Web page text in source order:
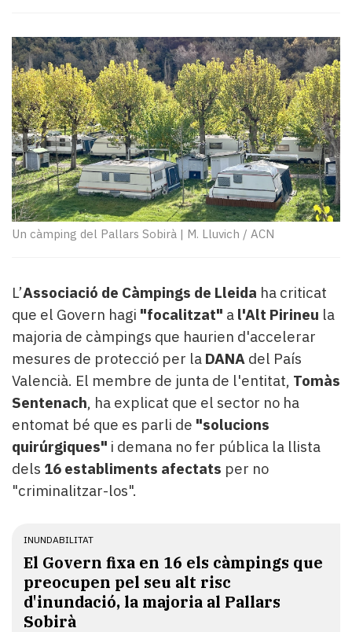
Reportatges
Entrevistes
Enquestes
A
escena!
Dis
la
teva!
Subscriptors
La
newsletter
del
patrocinat
Lo
més
llegit...
Editorial
Un càmping del Pallars Sobirà | M. Lluvich / ACN
L’Associació de Càmpings de Lleida ha criticat
que el Govern hagi "focalitzat" a l'Alt Pirineu la
majoria de càmpings que haurien d'accelerar
mesures de protecció per la DANA del País
Valencià. El membre de junta de l'entitat, Tomàs
Sentenach, ha explicat que el sector no ha
entomat bé que es parli de "solucions
quirúrgiques" i demana no fer pública la llista
dels 16 establiments afectats per no
"criminalitzar-los".
INUNDABILITAT
El Govern fixa en 16 els càmpings que
preocupen pel seu alt risc
d'inundació, la majoria al Pallars
Sobirà